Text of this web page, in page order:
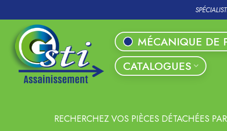
MÉCANIQUE DE
CATALOGUES
RECHERCHEZ VOS PIÈCES DÉTACHÉES